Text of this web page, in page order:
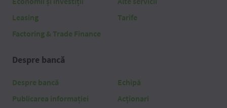
Leasing
Factoring & Trade Finance
Tarife
Despre bancă
Despre bancă
Publicarea informației
Echipă
Acționari